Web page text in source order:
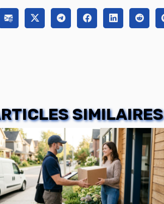
SIMILAIRES